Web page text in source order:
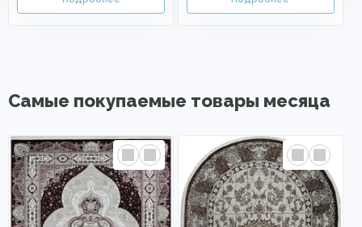
Самые покупаемые товары месяца